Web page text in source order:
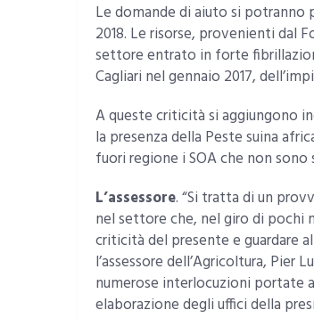
Le domande di aiuto si potranno
2018. Le risorse, provenienti dal
settore entrato in forte
Cagliari nel gennaio 2017,
A queste criticità si aggiungono
la presenza della Peste suina
fuori regione i SOA che non
L’assessore. “Si tratta di un
nel settore che, nel giro di pochi
criticità del presente e guardare
l’assessore dell’Agricoltura,
numerose interlocuzioni portate
elaborazione degli uffici della